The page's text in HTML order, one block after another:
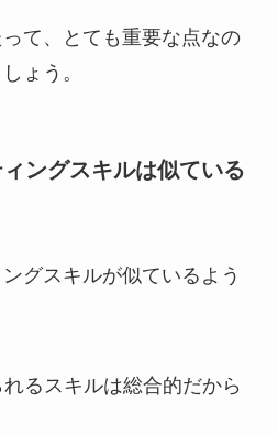
て、とても重要な点なの
ょう。
ングスキルは似ている
グスキルが似ているよう
るスキルは総合的だから